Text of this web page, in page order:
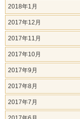
2018年1月
2017年12月
2017年11月
2017年10月
2017年9月
2017年8月
2017年7月